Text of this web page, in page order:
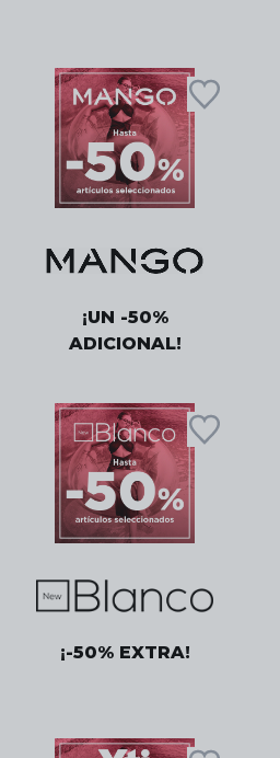
¡UN -50%
ADICIONAL!
¡-50% EXTRA!